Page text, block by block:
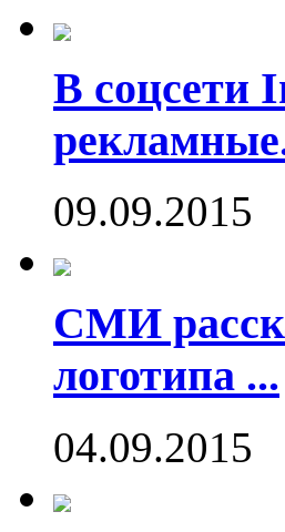
В соцсети
09.09.2015
СМИ
логотипа ...
04.09.2015